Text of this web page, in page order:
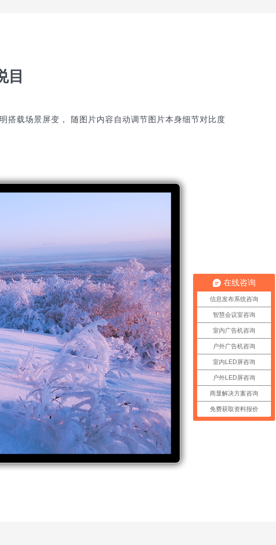
目
搭载场景屏变， 随图片内容自动调节图片本身细节对比度
在线咨询
信息发布系统咨询
智慧会议室咨询
室内广告机咨询
户外广告机咨询
室内LED屏咨询
户外LED屏咨询
商显解决方案咨询
免费获取资料报价